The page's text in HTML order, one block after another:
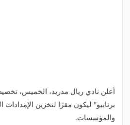
أعلن نادي ريال مدريد، الخميس،
برنابيو" ليكون مقرًا لتخزين
والمؤسسات.